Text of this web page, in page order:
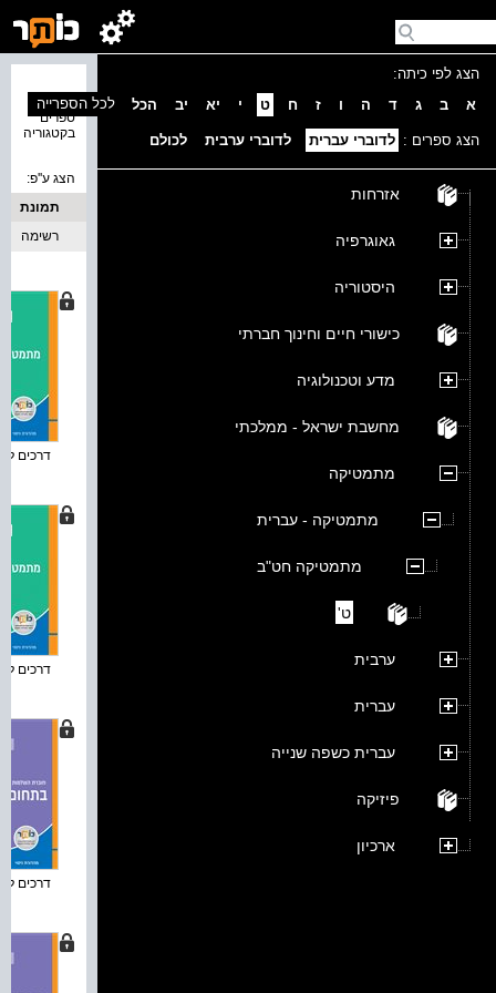
הצג לפי כיתה:
א
ב ג ד ה ו ז ח ט י יא יב הכל
הצג ספרים : לדוברי עברית לדוברי ערבית לכולם
אזרחות
גאוגרפיה
היסטוריה
כישורי חיים וחינוך חברתי
מדע וטכנולוגיה
מחשבת ישראל - ממלכתי
מתמטיקה
מתמטיקה - עברית
מתמטיקה חט"ב
ט'
ערבית
עברית
עברית כשפה שנייה
פיזיקה
ארכיון
ספרים
בקטגוריה
לכל הספרייה
הצג ע''פ:
תמונת
כריכה
רשימה
דרכים
דרכים
דרכים